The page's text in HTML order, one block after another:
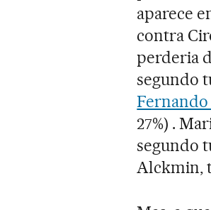
aparece
contra
perderia
segundo
27%) .
segundo
Alckmin,